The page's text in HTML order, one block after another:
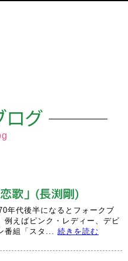
ログ
歌」(長渕剛)
年代後半になるとフォークブ
例えばピンク・レディー、デビ
番組「スタ... 続きを読む